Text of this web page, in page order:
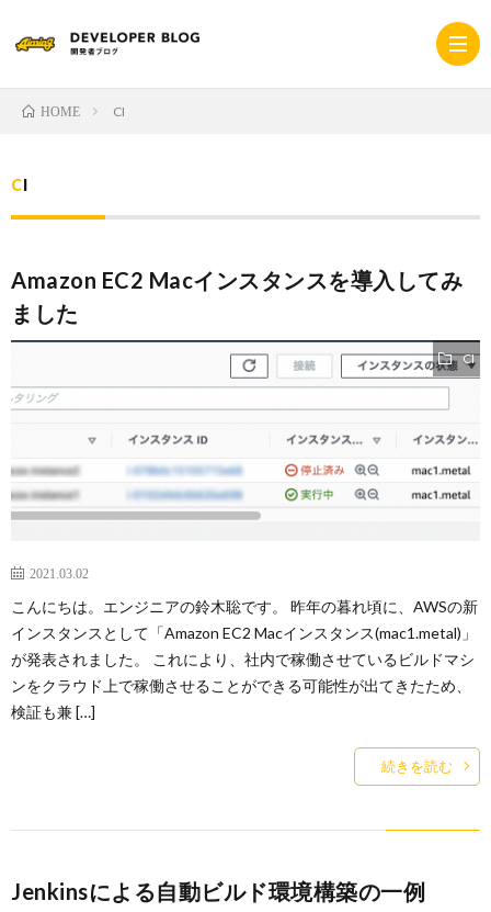
ー
ム
採
用
サ
コ
ー
サ
イ
プ
イ
ー
ポ
リ
HOME CI
CI
Amazon EC2 Macインスタンスを導入してみ
ました
CI
2021.03.02
こんにちは。エンジニアの鈴木聡です。 昨年の暮れ頃に、AWSの新
インスタンスとして「Amazon EC2 Macインスタンス(mac1.metal)」
が発表されました。 これにより、社内で稼働させているビルドマシ
ンをクラウド上で稼働させることができる可能性が出てきたため、
検証も兼 […]
続きを読む
Jenkinsによる自動ビルド環境構築の一例